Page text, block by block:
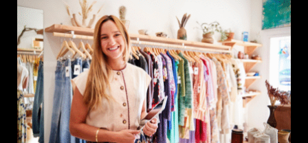
Come trasformare il tuo negozio
fisico in uno shop online senza aprire
un e-commerce!